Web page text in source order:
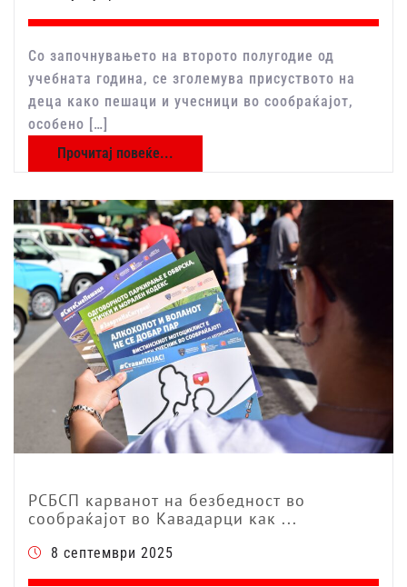
Со започнувањето на второто полугодие од
учебната година, се зголемува присуството на
деца како пешаци и учесници во сообраќајот,
особено […]
Прочитај повеќе...
РСБСП карванот на безбедност во
сообраќајот во Кавадарци как ...
8 септември 2025